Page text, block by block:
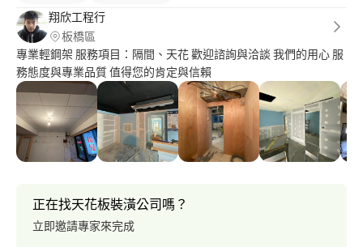
翔欣工程行
板橋區
專業輕鋼架 服務項目：隔間、天花 歡迎諮詢與洽談 我們的用心 服
務態度與專業品質 值得您的肯定與信賴
正在找天花板裝潢公司嗎？
立即邀請專家來完成